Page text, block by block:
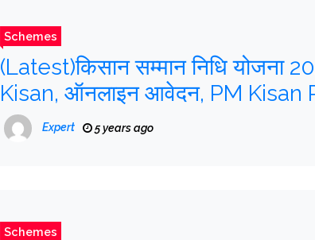
Schemes
(Latest)किसान सम्मान निधि योजना
Kisan, ऑनलाइन आवेदन, PM Kisan
Expert 5 years ago
Schemes